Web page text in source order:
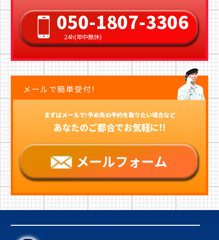
050-1807-3306
24h(年中無休)
メールで簡単受付!
まずはメールで!予め先の予約を取りたい場合など
あなたのご都合でお気軽に!!